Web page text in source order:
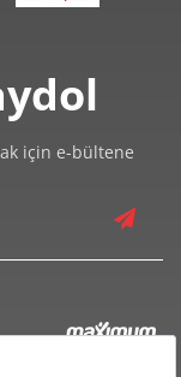
için e-bültene